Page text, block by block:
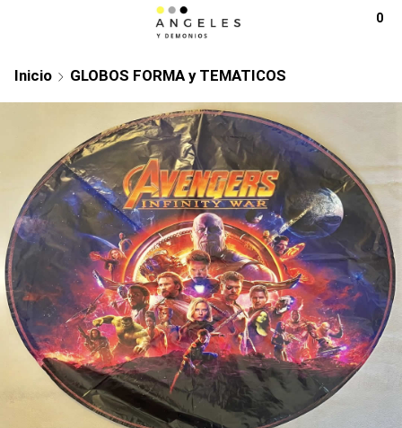
0
Inicio GLOBOS FORMA y TEMATICOS